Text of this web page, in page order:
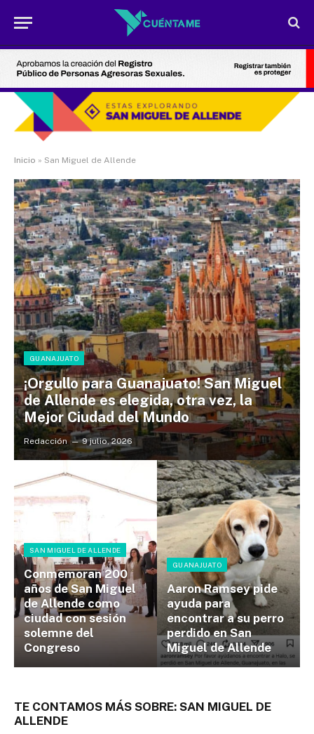
Inicio » San Miguel de Allende
GUANAJUATO
¡Orgullo para Guanajuato! San Miguel
de Allende es elegida, otra vez, la
Mejor Ciudad del Mundo
Redacción 9 julio, 2026
SAN MIGUEL DE ALLENDE
Conmemoran 200
años de San Miguel
de Allende como
ciudad con sesión
solemne del
Congreso
GUANAJUATO
Aaron Ramsey pide
ayuda para
encontrar a su perro
perdido en San
Miguel de Allende
TE CONTAMOS MÁS SOBRE: SAN MIGUEL DE
ALLENDE